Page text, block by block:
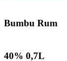
Bumbu Rum
40% 0,7L